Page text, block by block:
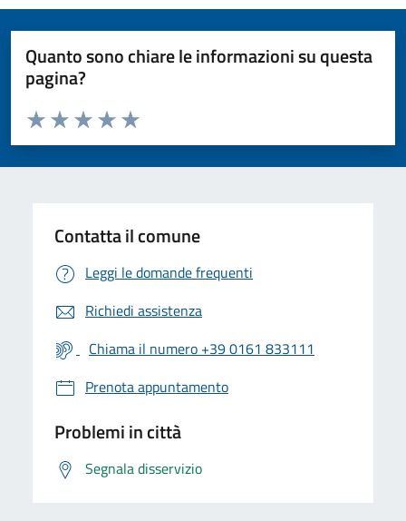
Quanto sono chiare le informazioni su questa
pagina?
Valuta da 1 a 5 stelle la pagina
Valuta 5 stelle su 5
Valuta 4 stelle su 5
Valuta 3 stelle su 5
Valuta 2 stelle su 5
Valuta 1 stelle su 5
Contatta il comune
Leggi le domande frequenti
Richiedi assistenza
Chiama il numero +39 0161 833111
Prenota appuntamento
Problemi in città
Segnala disservizio